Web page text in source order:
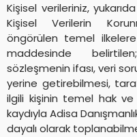
Kişisel verileriniz,
Kişisel Verilerin
öngörülen temel
maddesinde
sözleşmenin ifası, veri
yerine getirebilmesi,
ilgili kişinin temel hak
kaydıyla Adisa
dayalı olarak